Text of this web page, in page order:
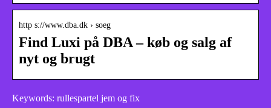
http s://www.dba.dk › soeg
Find Luxi på DBA – køb og salg af
nyt og brugt
Keywords: rullespartel jem og fix